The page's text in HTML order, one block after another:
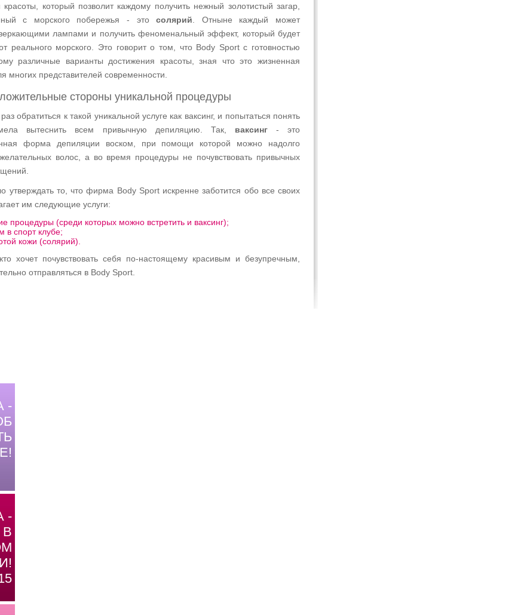
который позволит каждому получить нежный золотистый загар,
с морского побережья - этосолярий . Отныне каждый может
лампами и получить феноменальный эффект, который будет
реального морского. Это говорит о том, что Body Sport с готовностью
различные варианты достижения красоты, зная что это жизненная
многих представителей современности.
стороны уникальной процедуры
обратиться к такой уникальной услуге как ваксинг, и попытаться понять
вытеснить всем привычную депиляцию. Так, ваксинг- это
форма депиляции воском, при помощи которой можно надолго
волос, а во время процедуры не почувствовать привычных
утверждать то, что фирма Body Sport искренне заботится обо все своих
им следующие услуги:
процедуры (среди которых можно встретить и ваксинг);
в спорт клубе;
кожи (солярий).
хочет почувствовать себя по-настоящему красивым и безупречным,
отправляться в Body Sport.
-
-
В